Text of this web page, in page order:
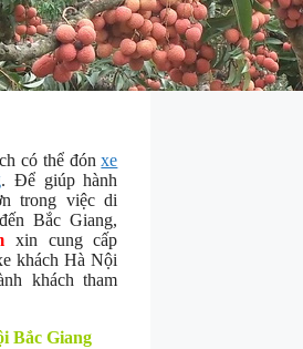
có thể đónxe
. Để giúp hành
trong việc di
Bắc Giang,
xin cung cấp
khách Hà Nội
khách tham
Bắc Giang